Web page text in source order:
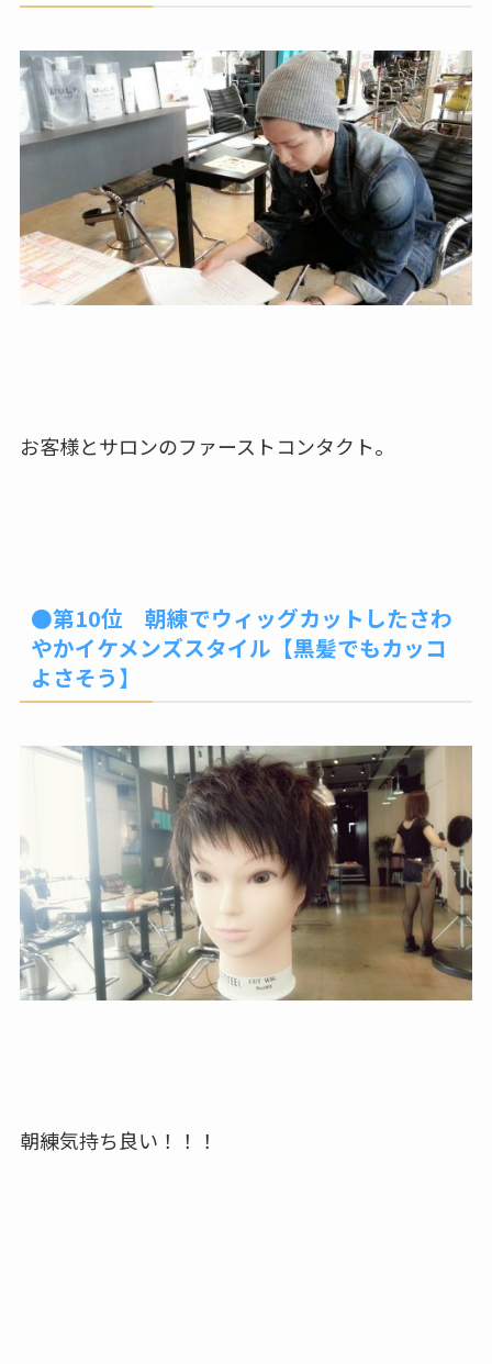
お客様とサロンのファーストコンタクト。
●第10位 朝練でウィッグカットしたさわ
やかイケメンズスタイル【黒髪でもカッコ
よさそう】
朝練気持ち良い！！！